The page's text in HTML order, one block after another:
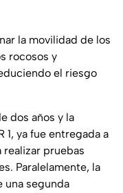
la movilidad de los
rocosos y
el riesgo
dos años y la
1, ya fue entregada a
realizar pruebas
Paralelamente, la
una segunda